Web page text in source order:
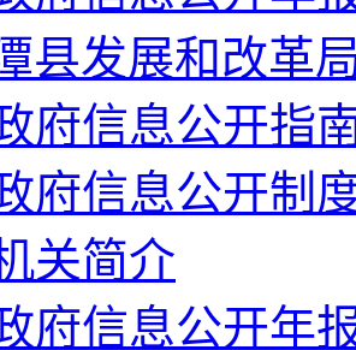
县发展和改革
府信息公开指
府信息公开制
关简介
府信息公开年